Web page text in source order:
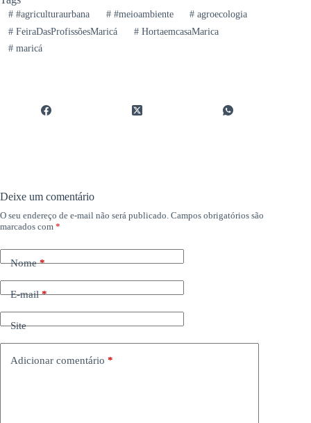
##agriculturaurbana ##meioambiente # agroecologia
#FeiraDasProfissõesMaricá #HortaemcasaMarica
#maricá
Deixe um comentário
O seu endereço de e-mail não será publicado. Campos obrigatórios são
marcados com *
Nome*
E-mail*
Site
Adicionar comentário *